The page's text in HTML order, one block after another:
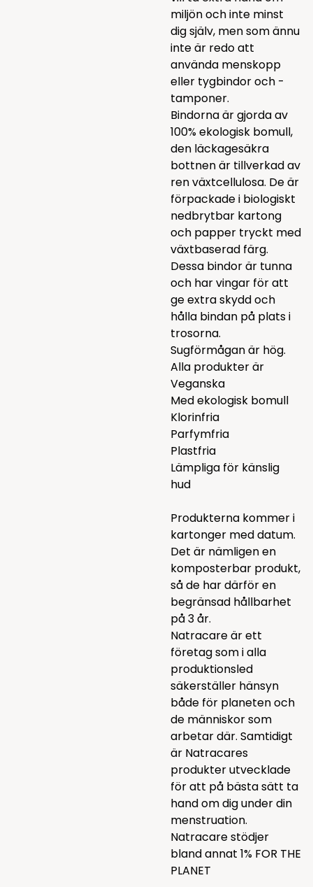
miljön och inte minst
dig själv, men som ännu
inte är redo att
använda menskopp
eller tygbindor och -
tamponer.
Bindorna är gjorda av
100% ekologisk bomull,
den läckagesäkra
bottnen är tillverkad av
ren växtcellulosa. De är
förpackade i biologiskt
nedbrytbar kartong
och papper tryckt med
växtbaserad färg.
Dessa bindor är tunna
och har vingar för att
ge extra skydd och
hålla bindan på plats i
trosorna.
Sugförmågan är hög.
Alla produkter är
Veganska
Med ekologisk bomull
Klorinfria
Parfymfria
Plastfria
Lämpliga för känslig
hud
Produkterna kommer i
kartonger med datum.
Det är nämligen en
komposterbar produkt,
så de har därför en
begränsad hållbarhet
på 3 år.
Natracare är ett
företag som i alla
produktionsled
säkerställer hänsyn
både för planeten och
de människor som
arbetar där. Samtidigt
är Natracares
produkter utvecklade
för att på bästa sätt ta
hand om dig under din
menstruation.
Natracare stödjer
bland annat 1% FOR THE
PLANET